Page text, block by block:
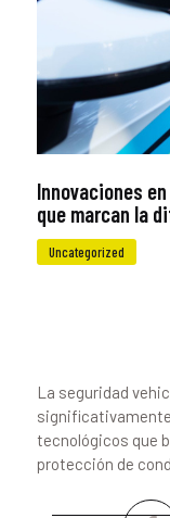
Innovaciones
que marcan la
Uncategorized
La seguridad
tecnológicos que
protección de